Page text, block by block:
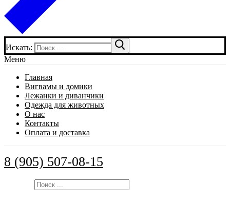
Искать:
Меню
Главная
Вигвамы и домики
Лежанки и диванчики
Одежда для животных
О нас
Контакты
Оплата и доставка
8 (905) 507-08-15